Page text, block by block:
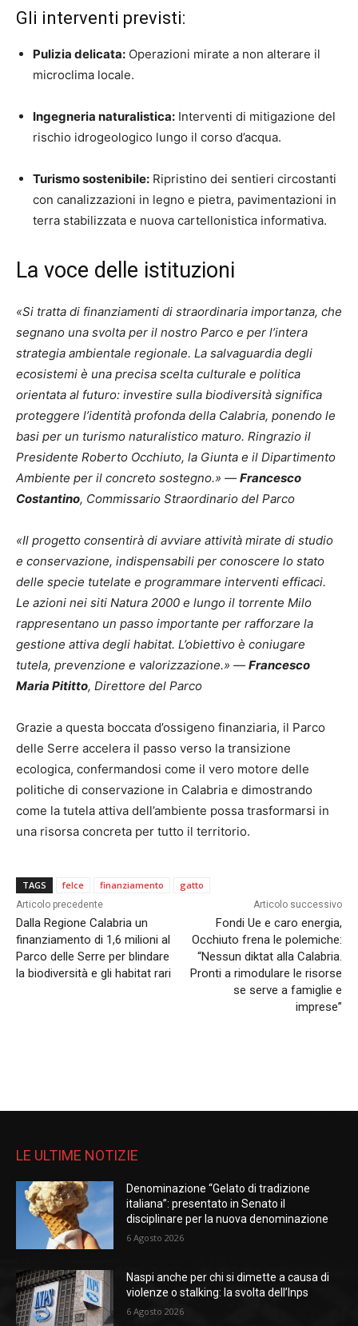
Gli interventi previsti:
Pulizia delicata: Operazioni mirate a non alterare il
microclima locale.
Ingegneria naturalistica: Interventi di mitigazione del
rischio idrogeologico lungo il corso d’acqua.
Turismo sostenibile: Ripristino dei sentieri circostanti
con canalizzazioni in legno e pietra, pavimentazioni in
terra stabilizzata e nuova cartellonistica informativa.
La voce delle istituzioni
«Si tratta di finanziamenti di straordinaria importanza, che
segnano una svolta per il nostro Parco e per l’intera
strategia ambientale regionale. La salvaguardia degli
ecosistemi è una precisa scelta culturale e politica
orientata al futuro: investire sulla biodiversità significa
proteggere l’identità profonda della Calabria, ponendo le
basi per un turismo naturalistico maturo. Ringrazio il
Presidente Roberto Occhiuto, la Giunta e il Dipartimento
Ambiente per il concreto sostegno.» — Francesco
Costantino, Commissario Straordinario del Parco
«Il progetto consentirà di avviare attività mirate di studio
e conservazione, indispensabili per conoscere lo stato
delle specie tutelate e programmare interventi efficaci.
Le azioni nei siti Natura 2000 e lungo il torrente Milo
rappresentano un passo importante per rafforzare la
gestione attiva degli habitat. L’obiettivo è coniugare
tutela, prevenzione e valorizzazione.» — Francesco
Maria Pititto, Direttore del Parco
Grazie a questa boccata d’ossigeno finanziaria, il Parco
delle Serre accelera il passo verso la transizione
ecologica, confermandosi come il vero motore delle
politiche di conservazione in Calabria e dimostrando
come la tutela attiva dell’ambiente possa trasformarsi in
una risorsa concreta per tutto il territorio.
TAGS felce finanziamento gatto
Articolo precedente
Dalla Regione Calabria un
finanziamento di 1,6 milioni al
Parco delle Serre per blindare
la biodiversità e gli habitat rari
Articolo successivo
Fondi Ue e caro energia,
Occhiuto frena le polemiche:
“Nessun diktat alla Calabria.
Pronti a rimodulare le risorse
se serve a famiglie e
imprese”
LE ULTIME NOTIZIE
Denominazione “Gelato di tradizione
italiana”: presentato in Senato il
disciplinare per la nuova denominazione
6 Agosto 2026
Naspi anche per chi si dimette a causa di
violenze o stalking: la svolta dell’Inps
6 Agosto 2026